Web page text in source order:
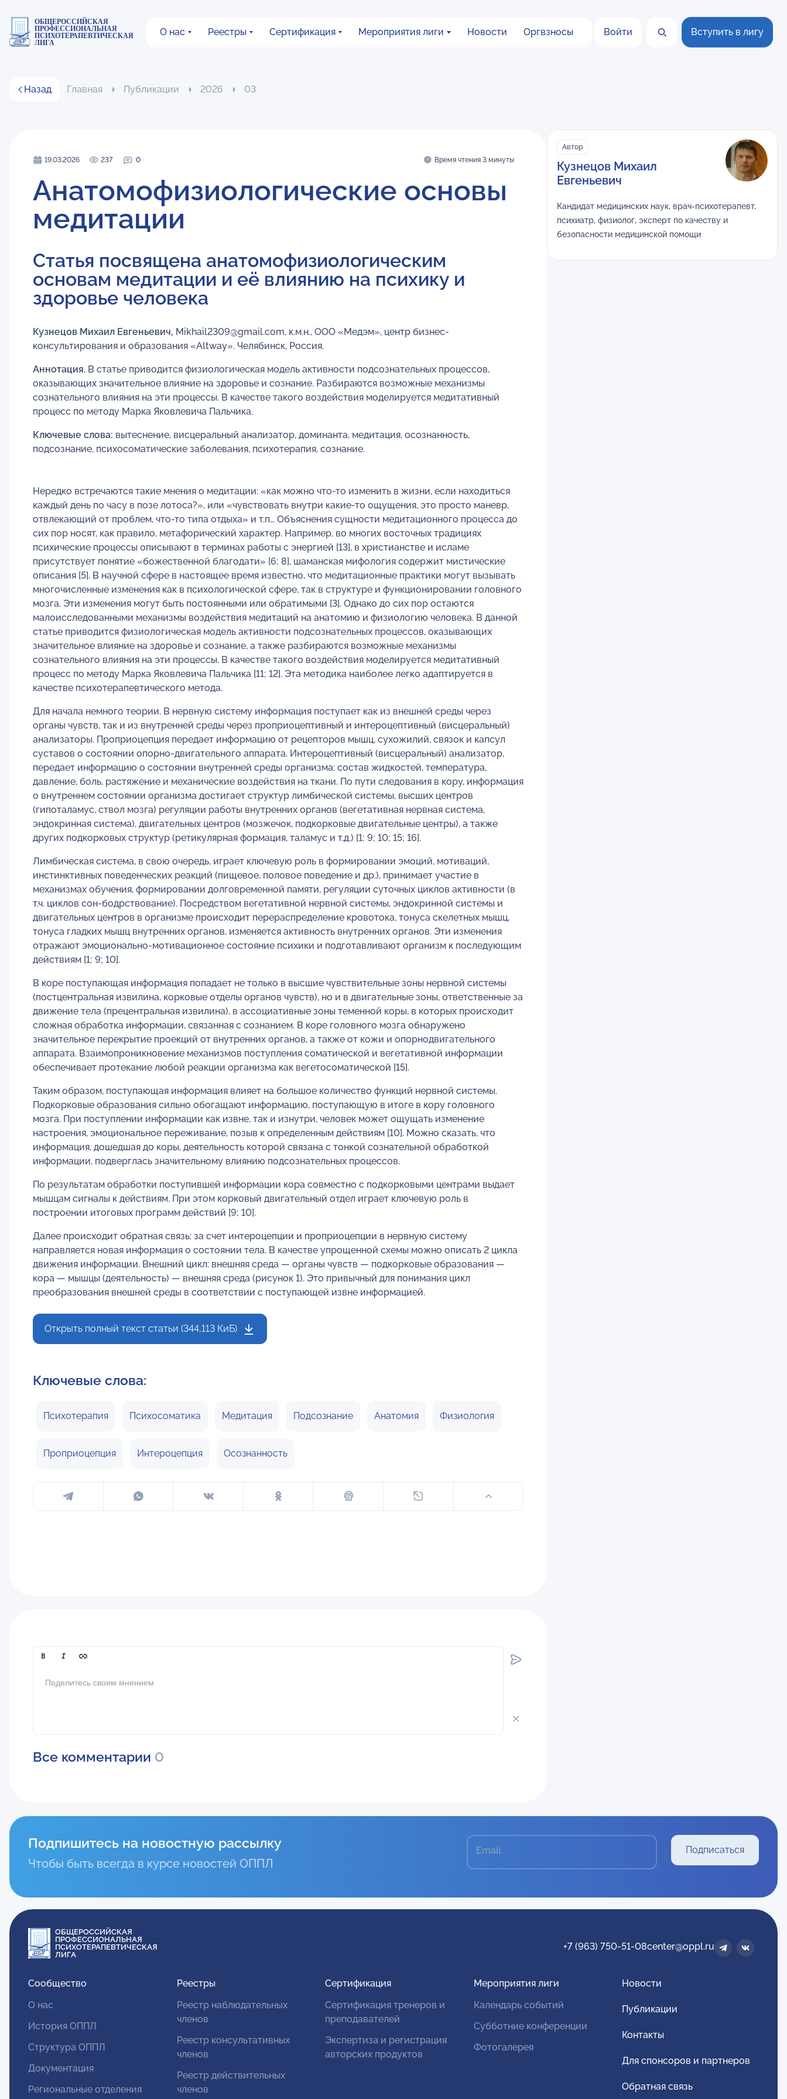
ОБЩЕРОССИЙСКАЯ
ПРОФЕССИОНАЛЬНАЯ
ПСИХОТЕРАПЕВТИЧЕСКАЯ
ЛИГА
О нас Реестры Сертификация Мероприятия лиги Новости Оргвзносы Войти Вступить в лигу
Назад Главная Публикации 2026 03
19.03.2026 237 0 Время чтения 3 минуты
Анатомофизиологические основы
медитации
Статья посвящена анатомофизиологическим
основам медитации и её влиянию на психику и
здоровье человека
Кузнецов Михаил Евгеньевич, Mikhail2309@gmail.com, к.м.н., ООО «Медэм», центр бизнес-
консультирования и образования «Altway». Челябинск, Россия.
Аннотация. В статье приводится физиологическая модель активности подсознательных процессов,
оказывающих значительное влияние на здоровье и сознание. Разбираются возможные механизмы
сознательного влияния на эти процессы. В качестве такого воздействия моделируется медитативный
процесс по методу Марка Яковлевича Пальчика.
Ключевые слова: вытеснение, висцеральный анализатор, доминанта, медитация, осознанность,
подсознание, психосоматические заболевания, психотерапия, сознание.
Нередко встречаются такие мнения о медитации: «как можно что-то изменить в жизни, если находиться
каждый день по часу в позе лотоса?», или «чувствовать внутри какие-то ощущения, это просто маневр,
отвлекающий от проблем, что-то типа отдыха» и т.п… Объяснения сущности медитационного процесса до
сих пор носят, как правило, метафорический характер. Например, во многих восточных традициях
психические процессы описывают в терминах работы с энергией [13], в христианстве и исламе
присутствует понятие «божественной благодати» [6; 8], шаманская мифология содержит мистические
описания [5]. В научной сфере в настоящее время известно, что медитационные практики могут вызывать
многочисленные изменения как в психологической сфере, так в структуре и функционировании головного
мозга. Эти изменения могут быть постоянными или обратимыми [3]. Однако до сих пор остаются
малоисследованными механизмы воздействия медитаций на анатомию и физиологию человека. В данной
статье приводится физиологическая модель активности подсознательных процессов, оказывающих
значительное влияние на здоровье и сознание, а также разбираются возможные механизмы
сознательного влияния на эти процессы. В качестве такого воздействия моделируется медитативный
процесс по методу Марка Яковлевича Пальчика [11; 12]. Эта методика наиболее легко адаптируется в
качестве психотерапевтического метода.
Для начала немного теории. В нервную систему информация поступает как из внешней среды через
органы чувств, так и из внутренней среды через проприоцептивный и интероцептивный (висцеральный)
анализаторы. Проприоцепция передает информацию от рецепторов мышц, сухожилий, связок и капсул
суставов о состоянии опорно-двигательного аппарата. Интероцептивный (висцеральный) анализатор,
передает информацию о состоянии внутренней среды организма: состав жидкостей, температура,
давление, боль, растяжение и механические воздействия на ткани. По пути следования в кору, информация
о внутреннем состоянии организма достигает структур лимбической системы, высших центров
(гипоталамус, ствол мозга) регуляции работы внутренних органов (вегетативная нервная система,
эндокринная система), двигательных центров (мозжечок, подкорковые двигательные центры), а также
других подкорковых структур (ретикулярная формация, таламус и т.д.) [1; 9; 10; 15; 16].
Лимбическая система, в свою очередь, играет ключевую роль в формировании эмоций, мотиваций,
инстинктивных поведенческих реакций (пищевое, половое поведение и др.), принимает участие в
механизмах обучения, формировании долговременной памяти, регуляции суточных циклов активности (в
т.ч. циклов сон-бодрствование). Посредством вегетативной нервной системы, эндокринной системы и
двигательных центров в организме происходит перераспределение кровотока, тонуса скелетных мышц,
тонуса гладких мышц внутренних органов, изменяется активность внутренних органов. Эти изменения
отражают эмоционально-мотивационное состояние психики и подготавливают организм к последующим
действиям [1; 9; 10].
В коре поступающая информация попадает не только в высшие чувствительные зоны нервной системы
(постцентральная извилина, корковые отделы органов чувств), но и в двигательные зоны, ответственные за
движение тела (прецентральная извилина), в ассоциативные зоны теменной коры, в которых происходит
сложная обработка информации, связанная с сознанием. В коре головного мозга обнаружено
значительное перекрытие проекций от внутренних органов, а также от кожи и опорнодвигательного
аппарата. Взаимопроникновение механизмов поступления соматической и вегетативной информации
обеспечивает протекание любой реакции организма как вегетосоматической [15].
Таким образом, поступающая информация влияет на большое количество функций нервной системы.
Подкорковые образования сильно обогащают информацию, поступающую в итоге в кору головного
мозга. При поступлении информации как извне, так и изнутри, человек может ощущать изменение
настроения, эмоциональное переживание, позыв к определенным действиям [10]. Можно сказать, что
информация, дошедшая до коры, деятельность которой связана с тонкой сознательной обработкой
информации, подверглась значительному влиянию подсознательных процессов.
По результатам обработки поступившей информации кора совместно с подкорковыми центрами выдает
мышцам сигналы к действиям. При этом корковый двигательный отдел играет ключевую роль в
построении итоговых программ действий [9; 10].
Далее происходит обратная связь: за счет интероцепции и проприоцепции в нервную систему
направляется новая информация о состоянии тела. В качестве упрощенной схемы можно описать 2 цикла
движения информации. Внешний цикл: внешняя среда — органы чувств — подкорковые образования —
кора — мышцы (деятельность) — внешняя среда (рисунок 1). Это привычный для понимания цикл
преобразования внешней среды в соответствии с поступающей извне информацией.
Открыть полный текст статьи (344,113 КиБ)
Ключевые слова:
Психотерапия Психосоматика Медитация Подсознание Анатомия Физиология
Проприоцепция Интероцепция Осознанность
Comment[text]
Все комментарии 0
Автор
Кузнецов Михаил
Евгеньевич
Кандидат медицинских наук, врач-психотерапевт,
психиатр, физиолог, эксперт по качеству и
безопасности медицинской помощи
Подпишитесь на новостную рассылку
Чтобы быть всегда в курсе новостей ОППЛ
Email Подписаться
ОБЩЕРОССИЙСКАЯ
ПРОФЕССИОНАЛЬНАЯ
ПСИХОТЕРАПЕВТИЧЕСКАЯ
ЛИГА
+7 (963) 750-51-08center@oppl.ru
Сообщество
О нас
История ОППЛ
Структура ОППЛ
Документация
Региональные отделения
Реестры
Реестр наблюдательных
членов
Реестр консультативных
членов
Реестр действительных
членов
Сертификация
Сертификация тренеров и
преподавателей
Экспертиза и регистрация
авторских продуктов
Мероприятия лиги
Календарь событий
Субботние конференции
Фотогалерея
Новости
Публикации
Контакты
Для спонсоров и партнеров
Обратная связь